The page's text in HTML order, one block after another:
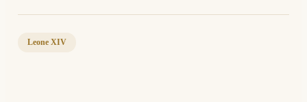
Leone XIV